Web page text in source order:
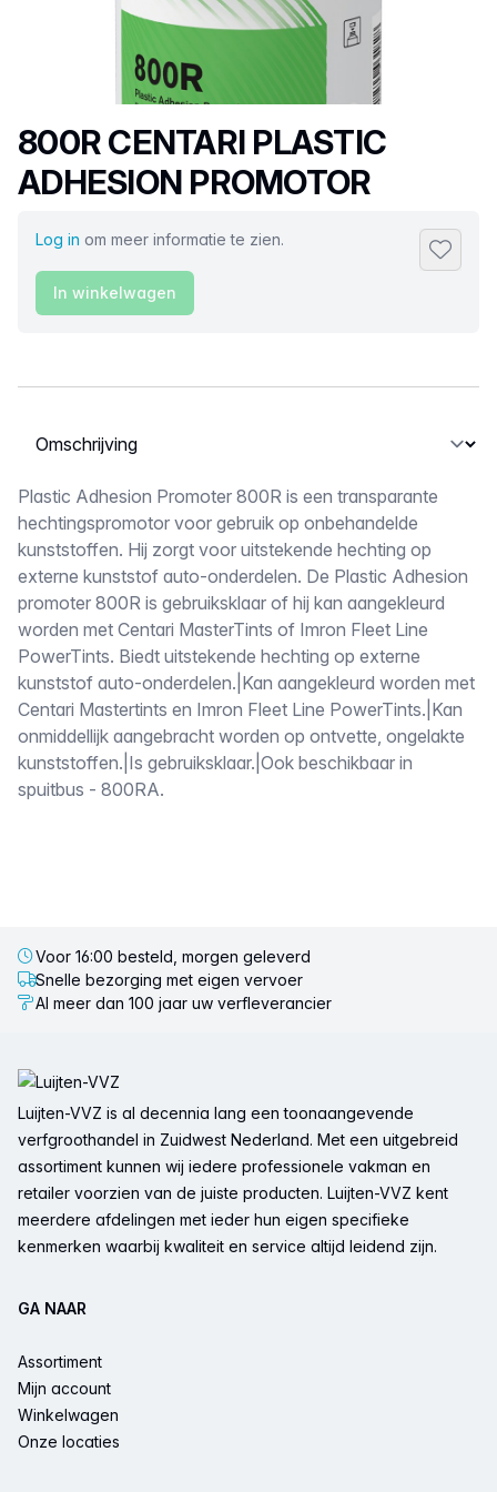
Productnaam
800R CENTARI PLASTIC
ADHESION PROMOTOR
Log in om meer informatie te zien.
In winkelwagen
Selecteer een tabblad
Omschrijving
Plastic Adhesion Promoter 800R is een transparante
hechtingspromotor voor gebruik op onbehandelde
kunststoffen. Hij zorgt voor uitstekende hechting op
externe kunststof auto-onderdelen. De Plastic Adhesion
promoter 800R is gebruiksklaar of hij kan aangekleurd
worden met Centari MasterTints of Imron Fleet Line
PowerTints. Biedt uitstekende hechting op externe
kunststof auto-onderdelen.|Kan aangekleurd worden met
Centari Mastertints en Imron Fleet Line PowerTints.|Kan
onmiddellijk aangebracht worden op ontvette, ongelakte
kunststoffen.|Is gebruiksklaar.|Ook beschikbaar in
spuitbus - 800RA.
Voor 16:00 besteld, morgen geleverd
Snelle bezorging met eigen vervoer
Al meer dan 100 jaar uw verfleverancier
Luijten-VVZ is al decennia lang een toonaangevende
verfgroothandel in Zuidwest Nederland. Met een uitgebreid
assortiment kunnen wij iedere professionele vakman en
retailer voorzien van de juiste producten. Luijten-VVZ kent
meerdere afdelingen met ieder hun eigen specifieke
kenmerken waarbij kwaliteit en service altijd leidend zijn.
GA NAAR
Assortiment
Mijn account
Winkelwagen
Onze locaties